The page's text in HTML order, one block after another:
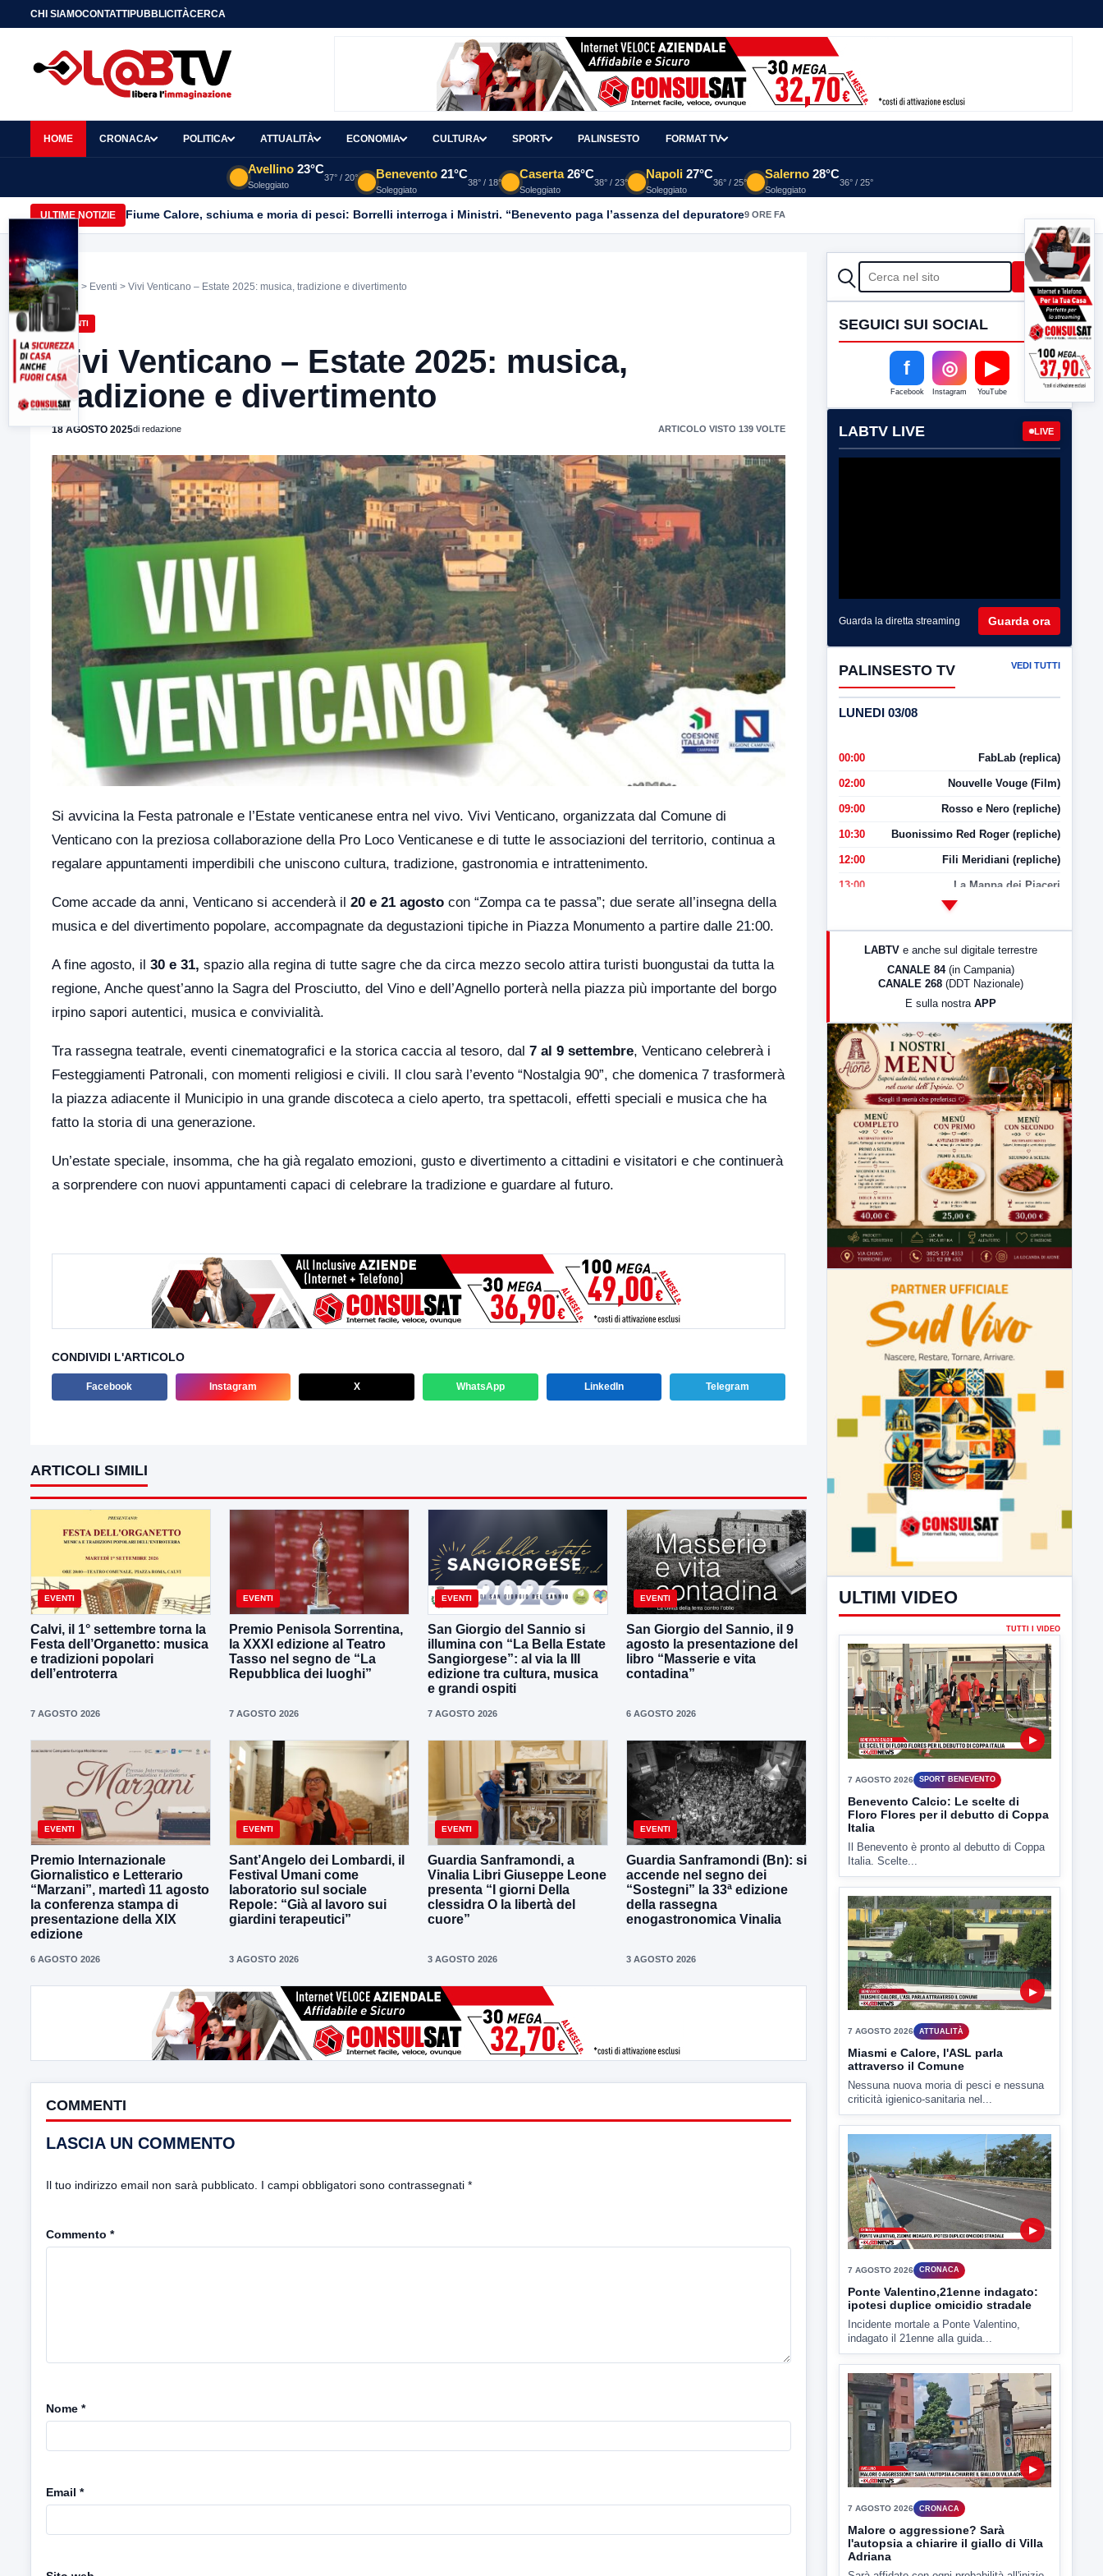
CHI SIAMOCONTATTIPUBBLICITÀCERCA
HOME CRONACA POLITICA ATTUALITÀ ECONOMIA CULTURA SPORT PALINSESTO FORMAT TV
Avellino 23°C
Soleggiato
37° / 20° Benevento 21°C
Soleggiato
38° / 18°
Caserta 26°C
Soleggiato
38° / 23°
Napoli 27°C
Soleggiato
36° / 25°
Salerno 28°C
Soleggiato
36° / 25°
ULTIME NOTIZIE Fiume Calore, schiuma e moria di pesci: Borrelli interroga i Ministri. “Benevento paga l’assenza del depuratore9 ORE FA
Home > Eventi > Vivi Venticano – Estate 2025: musica, tradizione e divertimento
EVENTI
Vivi Venticano – Estate 2025: musica,
tradizione e divertimento
18 AGOSTO 2025di redazione ARTICOLO VISTO 139 VOLTE
Si avvicina la Festa patronale e l’Estate venticanese entra nel vivo. Vivi Venticano, organizzata dal Comune di
Venticano con la preziosa collaborazione della Pro Loco Venticanese e di tutte le associazioni del territorio, continua a
regalare appuntamenti imperdibili che uniscono cultura, tradizione, gastronomia e intrattenimento.
Come accade da anni, Venticano si accenderà il 20 e 21 agosto con “Zompa ca te passa”; due serate all’insegna della
musica e del divertimento popolare, accompagnate da degustazioni tipiche in Piazza Monumento a partire dalle 21:00.
A fine agosto, il 30 e 31, spazio alla regina di tutte sagre che da circa mezzo secolo attira turisti buongustai da tutta la
regione, Anche quest’anno la Sagra del Prosciutto, del Vino e dell’Agnello porterà nella piazza più importante del borgo
irpino sapori autentici, musica e convivialità.
Tra rassegna teatrale, eventi cinematografici e la storica caccia al tesoro, dal 7 al 9 settembre, Venticano celebrerà i
Festeggiamenti Patronali, con momenti religiosi e civili. Il clou sarà l’evento “Nostalgia 90”, che domenica 7 trasformerà
la piazza adiacente il Municipio in una grande discoteca a cielo aperto, tra spettacoli, effetti speciali e musica che ha
fatto la storia di una generazione.
Un’estate speciale, insomma, che ha già regalato emozioni, gusto e divertimento a cittadini e visitatori e che continuerà
a sorprendere con nuovi appuntamenti capaci di celebrare la tradizione e guardare al futuro.
CONDIVIDI L'ARTICOLO
Facebook Instagram X WhatsApp LinkedIn Telegram
ARTICOLI SIMILI
EVENTI
Calvi, il 1° settembre torna la
Festa dell’Organetto: musica
e tradizioni popolari
dell’entroterra
7 AGOSTO 2026
EVENTI
Premio Penisola Sorrentina,
la XXXI edizione al Teatro
Tasso nel segno de “La
Repubblica dei luoghi”
7 AGOSTO 2026
EVENTI
San Giorgio del Sannio si
illumina con “La Bella Estate
Sangiorgese”: al via la III
edizione tra cultura, musica
e grandi ospiti
7 AGOSTO 2026
EVENTI
San Giorgio del Sannio, il 9
agosto la presentazione del
libro “Masserie e vita
contadina”
6 AGOSTO 2026
EVENTI
Premio Internazionale
Giornalistico e Letterario
“Marzani”, martedì 11 agosto
la conferenza stampa di
presentazione della XIX
edizione
6 AGOSTO 2026
EVENTI
Sant’Angelo dei Lombardi, il
Festival Umani come
laboratorio sul sociale
Repole: “Già al lavoro sui
giardini terapeutici”
3 AGOSTO 2026
EVENTI
Guardia Sanframondi, a
Vinalia Libri Giuseppe Leone
presenta “I giorni Della
clessidra O la libertà del
cuore”
3 AGOSTO 2026
EVENTI
Guardia Sanframondi (Bn): si
accende nel segno dei
“Sostegni” la 33ª edizione
della rassegna
enogastronomica Vinalia
3 AGOSTO 2026
COMMENTI
LASCIA UN COMMENTO
Il tuo indirizzo email non sarà pubblicato. I campi obbligatori sono contrassegnati *
Commento *
Nome *
Email *
CERCA Cerca
SEGUICI SUI SOCIAL
f
Facebook
◎
Instagram
▶
YouTube
LABTV LIVE LIVE
Guarda la diretta streaming Guarda ora
PALINSESTO TV VEDI TUTTI
LUNEDI 03/08
00:00 FabLab (replica)
02:00 Nouvelle Vouge (Film)
09:00 Rosso e Nero (repliche)
10:30 Buonissimo Red Roger (repliche)
12:00 Fili Meridiani (repliche)
13:00 La Mappa dei Piaceri
LabNews (Diretta)
23:00 LabNews (replica)
LABTV e anche sul digitale terrestre
CANALE 84 (in Campania)
CANALE 268 (DDT Nazionale)
E sulla nostra APP
ULTIMI VIDEO
TUTTI I VIDEO
▶
7 AGOSTO 2026 SPORT BENEVENTO
Benevento Calcio: Le scelte di
Floro Flores per il debutto di Coppa
Italia
Il Benevento è pronto al debutto di Coppa
Italia. Scelte...
▶
7 AGOSTO 2026 ATTUALITÀ
Miasmi e Calore, l'ASL parla
attraverso il Comune
Nessuna nuova moria di pesci e nessuna
criticità igienico-sanitaria nel...
▶
7 AGOSTO 2026 CRONACA
Ponte Valentino,21enne indagato:
ipotesi duplice omicidio stradale
Incidente mortale a Ponte Valentino,
indagato il 21enne alla guida...
▶
7 AGOSTO 2026 CRONACA
Malore o aggressione? Sarà
l'autopsia a chiarire il giallo di Villa
Adriana